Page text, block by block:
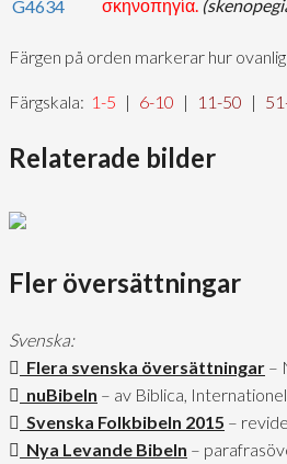
G4634
σκηνοπηγία.
Färgen på orden markerar hur
Färgskala: 1-5 | 6-10 | 11-50 |
Relaterade bilder
Fler översättningar
Svenska:
Flera svenska översättningar –
nuBibeln – av Biblica,
Svenska Folkbibeln 2015 –
Nya Levande Bibeln –